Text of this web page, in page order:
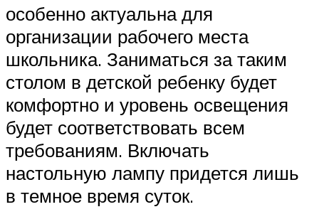
особенно актуальна для
организации рабочего места
школьника. Заниматься за таким
столом в детской ребенку будет
комфортно и уровень освещения
будет соответствовать всем
требованиям. Включать
настольную лампу придется лишь
в темное время суток.